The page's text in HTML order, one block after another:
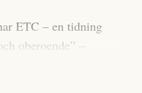
ETC – en tidning
oberoende” –